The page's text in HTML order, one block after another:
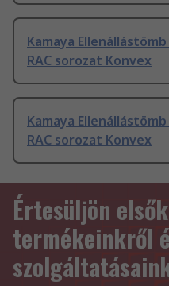
Kamaya
RAC sorozat Konvex
Kamaya
RAC sorozat Konvex
Értesüljön
termékeinkről